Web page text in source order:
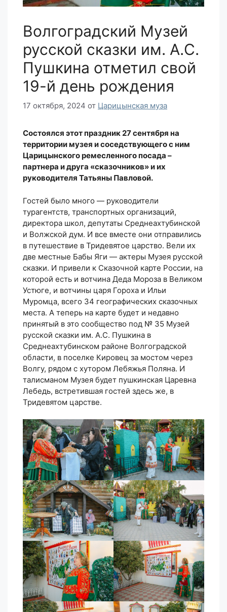
Волгоградский Музей
русской сказки им. А.С.
Пушкина отметил свой
19-й день рождения
17 октября, 2024 от Царицынская муза
Состоялся этот праздник 27 сентября на
территории музея и соседствующего с ним
Царицынского ремесленного посада –
партнера и друга «сказочников» и их
руководителя Татьяны Павловой.
Гостей было много — руководители
турагентств, транспортных организаций,
директора школ, депутаты Среднеахтубинской
и Волжской дум. И все вместе они отправились
в путешествие в Тридевятое царство. Вели их
две местные Бабы Яги — актеры Музея русской
сказки. И привели к Сказочной карте России, на
которой есть и вотчина Деда Мороза в Великом
Устюге, и вотчины царя Гороха и Ильи
Муромца, всего 34 географических сказочных
места. А теперь на карте будет и недавно
принятый в это сообщество под № 35 Музей
русской сказки им. А.С. Пушкина в
Среднеахтубинском районе Волгоградской
области, в поселке Кировец за мостом через
Волгу, рядом с хутором Лебяжья Поляна. И
талисманом Музея будет пушкинская Царевна
Лебедь, встретившая гостей здесь же, в
Тридевятом царстве.